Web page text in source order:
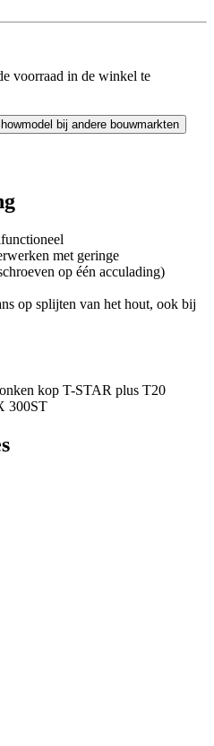
voorraad in de winkel te
bij andere bouwmarkten
met geringe
op één acculading)
op splijten van het hout, ook bij
kop T-STAR plus T20
300ST